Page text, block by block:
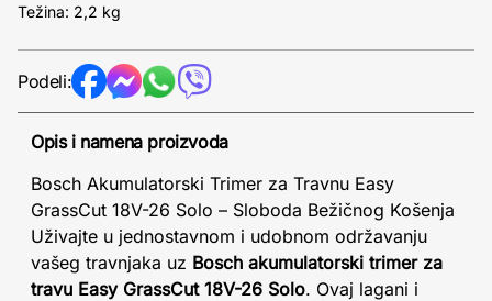
Težina: 2,2 kg
Podeli:
Opis i namena proizvoda
Bosch Akumulatorski Trimer za Travnu Easy
GrassCut 18V-26 Solo – Sloboda Bežičnog Košenja
Uživajte u jednostavnom i udobnom održavanju
vašeg travnjaka uz Bosch akumulatorski trimer za
travu Easy GrassCut 18V-26 Solo. Ovaj lagani i